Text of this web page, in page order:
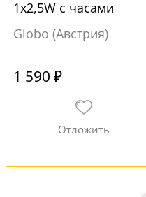
1x2,5W с часами
Globo (Австрия)
1 590 ₽